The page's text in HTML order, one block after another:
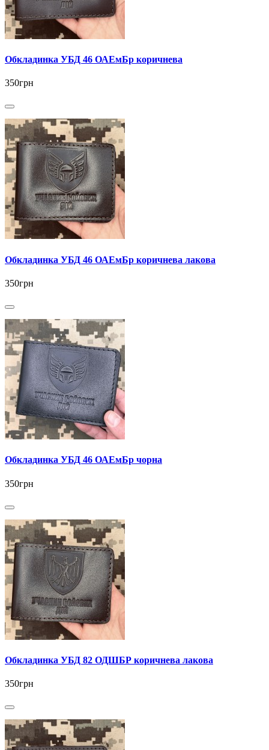
Обкладинка УБД 46 ОАЕмБр коричнева
350грн
Обкладинка УБД 46 ОАЕмБр коричнева лакова
350грн
Обкладинка УБД 46 ОАЕмБр чорна
350грн
Обкладинка УБД 82 ОДШБР коричнева лакова
350грн